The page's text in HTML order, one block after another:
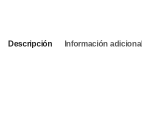
Descripción Información adicional